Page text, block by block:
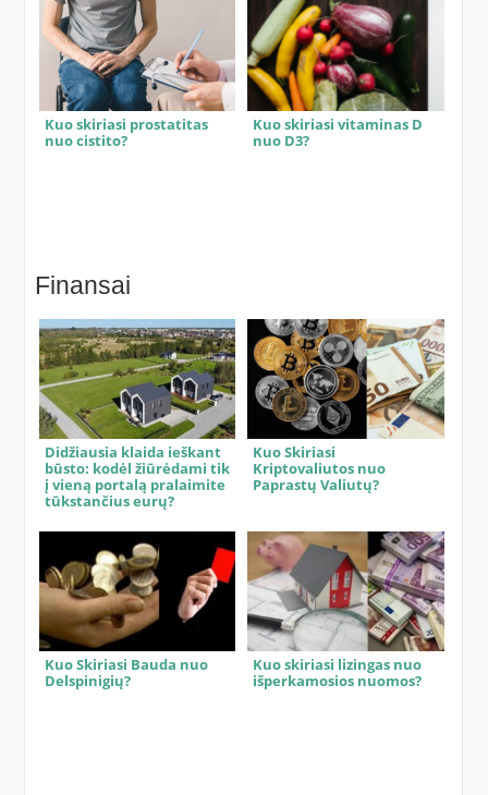
Kuo skiriasi prostatitas
nuo cistito?
Kuo skiriasi vitaminas D
nuo D3?
Finansai
Didžiausia klaida ieškant
būsto: kodėl žiūrėdami tik
į vieną portalą pralaimite
tūkstančius eurų?
Kuo Skiriasi
Kriptovaliutos nuo
Paprastų Valiutų?
Kuo Skiriasi Bauda nuo
Delspinigių?
Kuo skiriasi lizingas nuo
išperkamosios nuomos?